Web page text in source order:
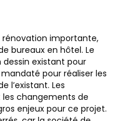
rénovation importante,
bureaux en hôtel. Le
dessin existant pour
pour réaliser les
l’existant. Les
changements de
enjeux pour ce projet.